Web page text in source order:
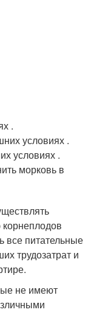
.
условиях .
условиях .
морковь в
все питательные
трудозатрат и
не имеют